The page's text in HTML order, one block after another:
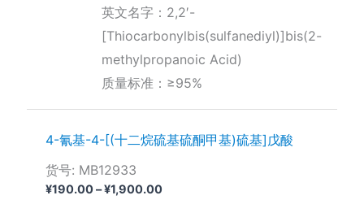
至
英文名字：2,2′-
[Thiocarbonylbis(sulfanediyl)]bis(2-
methylpropanoic Acid)
质量标准：≥95%
4-氰基-4-[(十二烷硫基硫酮甲基)硫基]戊酸
货号: MB12933
¥190.00–¥1,900.00价